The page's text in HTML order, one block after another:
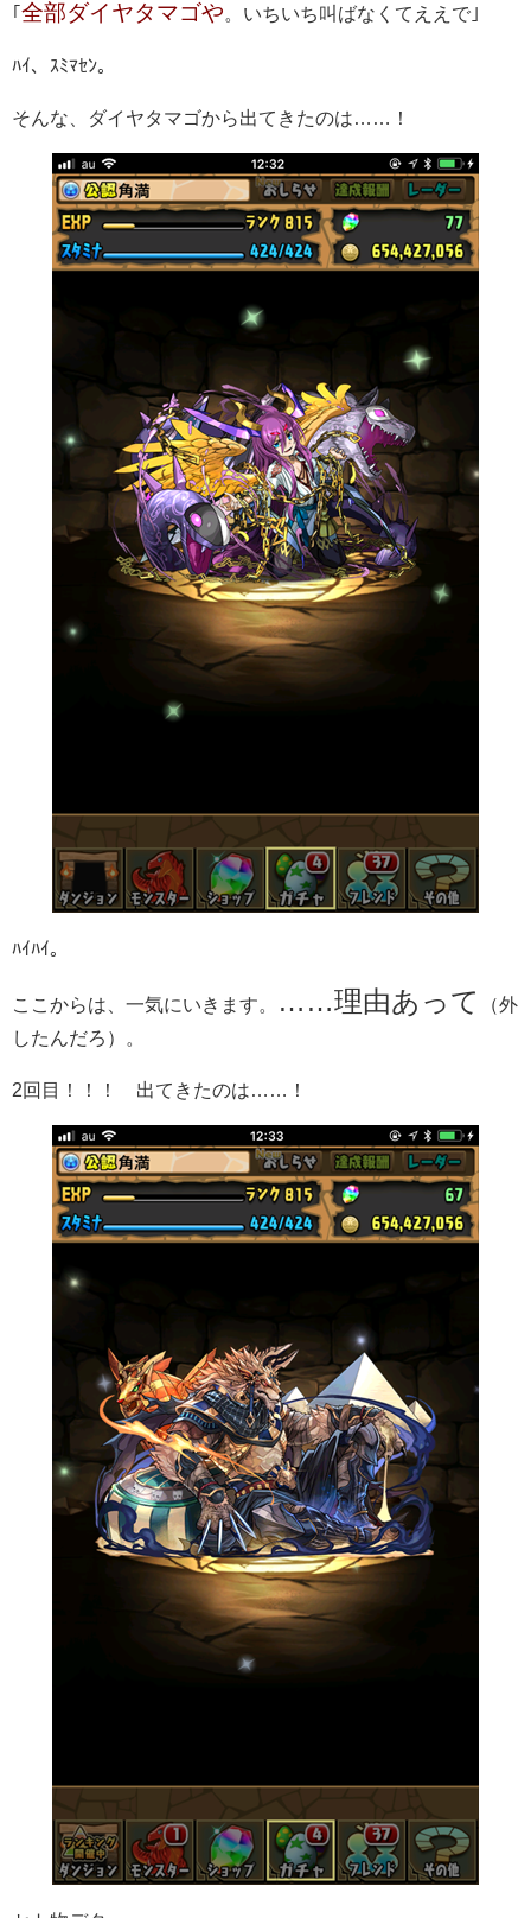
｢ 全部ダイヤタマゴや。いちいち叫ばなくてええで｣
ﾊｲ、ｽﾐﾏｾﾝ。
そんな、ダイヤタマゴから出てきたのは……！
ﾊｲﾊｲ。
ここからは、一気にいきます。 ……理由あって
（外
したんだろ）。
2回目！！！ 出てきたのは……！